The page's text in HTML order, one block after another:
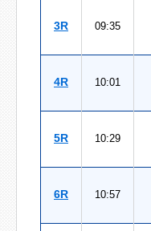
3R 09:35
4R 10:01
5R 10:29
6R 10:57